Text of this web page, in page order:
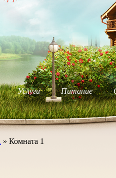
Услуги Питание
» Комната 1